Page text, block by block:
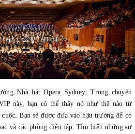
Nhà hát Opera Sydney: Trong chuyến
này, bạn có thể thấy nó như thế nào từ
Bạn sẽ được đưa vào hậu trường để có
và các phòng diễn tập. Tìm hiểu những sự